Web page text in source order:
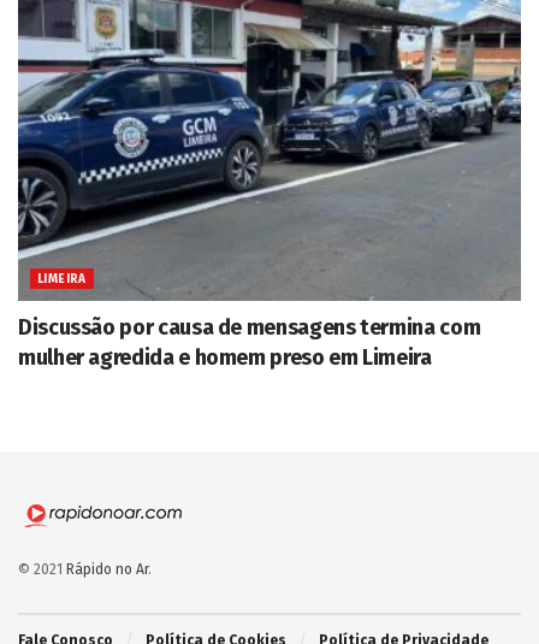
LIMEIRA
Discussão por causa de mensagens termina com
mulher agredida e homem preso em Limeira
© 2021 Rápido no Ar.
Fale Conosco Política de Cookies Política de Privacidade